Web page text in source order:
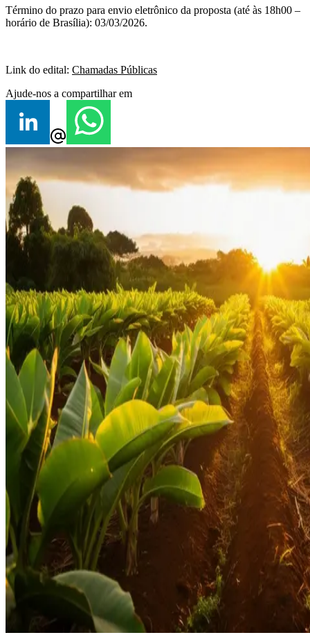
Término do prazo para envio eletrônico da proposta (até às 18h00 –
horário de Brasília): 03/03/2026.
Link do edital: Chamadas Públicas
Ajude-nos a compartilhar em